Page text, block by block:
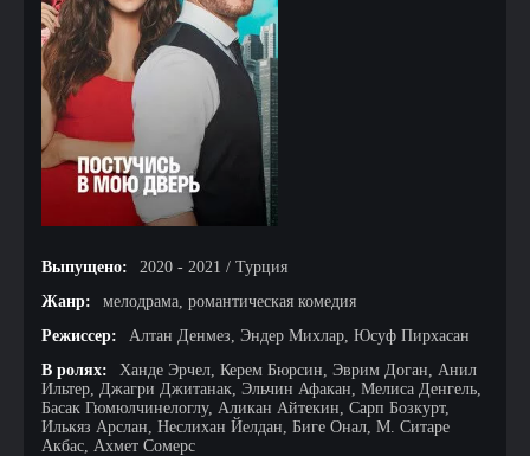
Выпущено:
2020 - 2021 / Турция
Жанр:
мелодрама, романтическая комедия
Режиссер:
Алтан Денмез, Эндер Михлар, Юсуф Пирхасан
В ролях:
Ханде Эрчел, Керем Бюрсин, Эврим Доган, Анил
Ильтер, Джагри Джитанак, Эльчин Афакан, Мелиса Денгель,
Басак Гюмюлчинелоглу, Аликан Айтекин, Сарп Бозкурт,
Илькяз Арслан, Неслихан Йелдан, Биге Онал, М. Ситаре
Акбас, Ахмет Сомерс